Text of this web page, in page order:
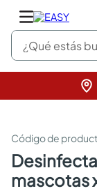
¿Qué estás
desinfectante eliminador de olores
mascotas
pinturas
sanitarios
comedor
escritorio